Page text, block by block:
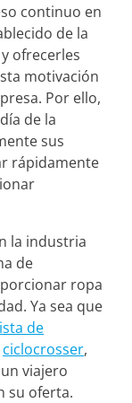
continuo en
de la
ofrecerles
motivación
Por ello,
de la
sus
rápidamente
la industria
de
ropa
Ya sea que
de
ciclocrosser,
viajero
su oferta.